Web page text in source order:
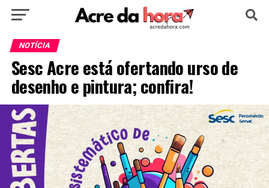
HOME
EDUCAÇÃO NOTÍCIA MUNDO
NOTÍCIA
Sesc Acre está ofertando urso de
desenho e pintura; confira!